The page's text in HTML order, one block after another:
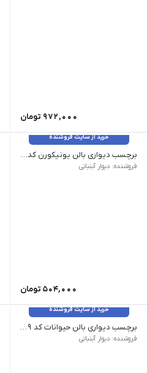
972,000 تومان
خرید از سایت فروشنده
برچسب دیواری بالن یونیکورن کد 1487 وزن 120 گرم سایز: بزرگ 100*68، متوسط 50*75 رنگ: بدون تغییر رنگ
فروشنده: دیوار آبنباتی
504,000 تومان
خرید از سایت فروشنده
برچسب دیواری بالن حیوانات کد 1439 وزن 120 گرم سایز: بزرگ 71*100، متوسط 57*80 رنگ: رنگ زرد صورتی و آبی قابل سفارش هست
فروشنده: دیوار آبنباتی